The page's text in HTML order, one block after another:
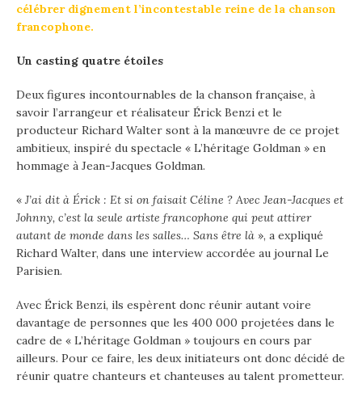
célébrer dignement l’incontestable reine de la chanson
francophone.
Un casting quatre étoiles
Deux figures incontournables de la chanson française, à
savoir l’arrangeur et réalisateur Érick Benzi et le
producteur Richard Walter sont à la manœuvre de ce projet
ambitieux, inspiré du spectacle « L’héritage Goldman » en
hommage à Jean-Jacques Goldman.
« J’ai dit à Érick : Et si on faisait Céline ? Avec Jean-Jacques et
Johnny, c’est la seule artiste francophone qui peut attirer
autant de monde dans les salles… Sans être là », a expliqué
Richard Walter, dans une interview accordée au journal Le
Parisien.
Avec Érick Benzi, ils espèrent donc réunir autant voire
davantage de personnes que les 400 000 projetées dans le
cadre de « L’héritage Goldman » toujours en cours par
ailleurs. Pour ce faire, les deux initiateurs ont donc décidé de
réunir quatre chanteurs et chanteuses au talent prometteur.